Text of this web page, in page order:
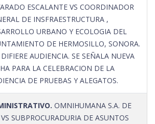
ESCALANTE VS COORDINADOR
DE INSFRAESTRUCTURA ,
URBANO Y ECOLOGIA DEL
DE HERMOSILLO, SONORA.
DIFIERE AUDIENCIA. SE SEÑALA NUEVA
PARA LA CELEBRACION DE LA
DE PRUEBAS Y ALEGATOS.
OMNIHUMANA S.A. DE
VS SUBPROCURADURIA DE ASUNTOS